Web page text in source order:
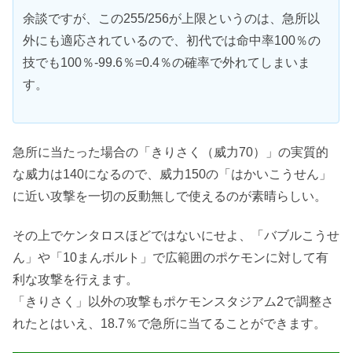
余談ですが、この255/256が上限というのは、急所以
外にも適応されているので、初代では命中率100％の
技でも100％-99.6％=0.4％の確率で外れてしまいま
す。
急所に当たった場合の「きりさく（威力70）」の実質的
な威力は140になるので、威力150の「はかいこうせん」
に近い攻撃を一切の反動無しで使えるのが素晴らしい。
その上でケンタロスほどではないにせよ、「バブルこうせ
ん」や「10まんボルト」で広範囲のポケモンに対して有
利な攻撃を行えます。
「きりさく」以外の攻撃もポケモンスタジアム2で調整さ
れたとはいえ、18.7％で急所に当てることができます。